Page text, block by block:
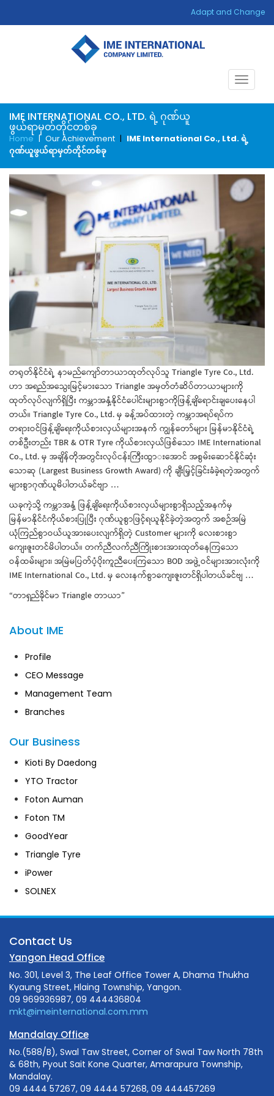
Adapt and Change
Toggle
IME INTERNATIONAL CO., LTD. ရဲ့ ဂုဏ်ယူ
ဖွယ်ရာမှတ်တိုင်တစ်ခု
Home | Our Achievement | IME International Co., Ltd. ရဲ့
ဂုဏ်ယူဖွယ်ရာမှတ်တိုင်တစ်ခု
တရုတ်နိုင်ငံရဲ့ နာမည်ကျော်တာယာထုတ်လုပ်သူ Triangle Tyre Co., Ltd.
ဟာ အရည်အသွေးမြင့်မားသော Triangle အမှတ်တံဆိပ်တာယာများကို
ထုတ်လုပ်လျက်ရှိပြီး ကမ္ဘာအနှံ့နိုင်ငံပေါင်းများစွာကိုဖြန့်ချိရောင်းချပေးနေပါ
တယ်။ Triangle Tyre Co., Ltd. မှ ခန့်အပ်ထားတဲ့ ကမ္ဘာအရပ်ရပ်က
တရားဝင်ဖြန့်ချိရေးကိုယ်စားလှယ်များအနက် ကျွန်တော်များ မြန်မာနိုင်ငံရဲ့
တစ်ဦးတည်း TBR & OTR Tyre ကိုယ်စားလှယ်ဖြစ်သော IME International
Co., Ltd. မှ အချိန်တိုအတွင်းလုပ်ငန်းကြီးထွားအောင် အစွမ်းဆောင်နိုင်ဆုံး
သောဆု (Largest Business Growth Award) ကို ချီးမြှင့်ခြင်းခံခဲ့ရတဲ့အတွက်
များစွာဂုဏ်ယူမိပါတယ်ခင်ဗျာ …
ယခုကဲ့သို့ ကမ္ဘာအနှံ့ ဖြန့်ချိရေးကိုယ်စားလှယ်များစွာရှိသည့်အနက်မှ
မြန်မာနိုင်ငံကိုယ်စားပြုပြီး ဂုဏ်ယူစွာဖြင့်ရယူနိုင်ခဲ့တဲ့အတွက် အစဉ်အမြဲ
ယုံကြည်စွာဝယ်ယူအားပေးလျက်ရှိတဲ့ Customer များကို လေးစားစွာ
ကျေးဇူးတင်မိပါတယ်။ တက်ညီလက်ညီကြိုးစားအားထုတ်နေကြသော
ဝန်ထမ်းများ၊ အမြဲမပြတ်ပံ့ပိုးကူညီပေးကြသော BOD အဖွဲ့ဝင်များအားလုံးကို
IME International Co., Ltd. မှ လေးနက်စွာကျေးဇူးတင်ရှိပါတယ်ခင်ဗျ …
“တာရှည်ခိုင်မာ Triangle တာယာ”
About IME
Profile
CEO Message
Management Team
Branches
Our Business
Kioti By Daedong
YTO Tractor
Foton Auman
Foton TM
GoodYear
Triangle Tyre
iPower
SOLNEX
Contact Us
Yangon Head Office
No. 301, Level 3, The Leaf Office Tower A, Dhama Thukha
Kyaung Street, Hlaing Township, Yangon.
09 969936987, 09 444436804
mkt@imeinternational.com.mm
Mandalay Office
No.(588/B), Swal Taw Street, Corner of Swal Taw North 78th
& 68th, Pyout Sait Kone Quarter, Amarapura Township,
Mandalay.
09 4444 57267, 09 4444 57268, 09 444457269